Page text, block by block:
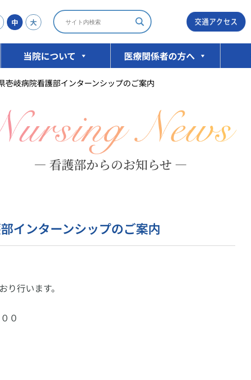
中 大
当院について 医療関係者の方へ
壱岐病院看護部インターンシップのご案内
— 看護部からのお知らせ —
インターンシップのご案内
行います。
０